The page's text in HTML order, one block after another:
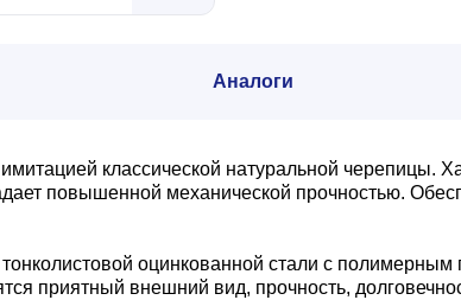
Аналоги
классической натуральной черепицы.
повышенной механической прочностью.
оцинкованной стали с полимерным
приятный внешний вид, прочность,